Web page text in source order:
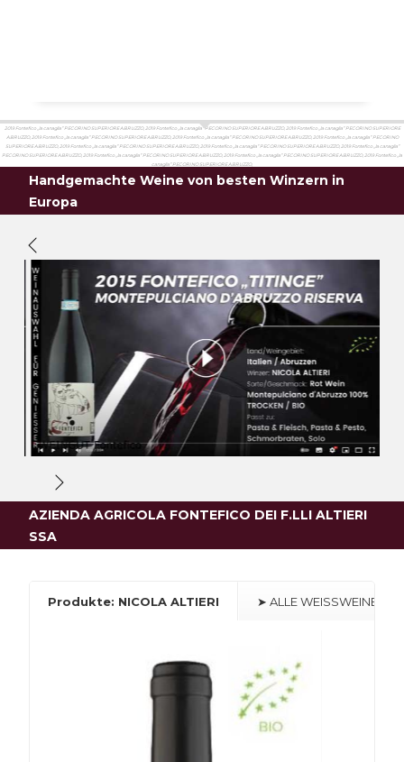
2019 Fontefico „la canaglia” PECORINO SUPERIORE ABRUZZO, 2019 Fontefico „la canaglia” PECORINO SUPERIORE ABRUZZO, 2019 Fontefico „la canaglia” PECORINO SUPERIORE
ABRUZZO, 2019 Fontefico „la canaglia” PECORINO SUPERIORE ABRUZZO, 2019 Fontefico „la canaglia” PECORINO SUPERIORE ABRUZZO, 2019 Fontefico „la canaglia” PECORINO
SUPERIORE ABRUZZO, 2019 Fontefico „la canaglia” PECORINO SUPERIORE ABRUZZO, 2019 Fontefico „la canaglia” PECORINO SUPERIORE ABRUZZO, 2019 Fontefico „la canaglia”
PECORINO SUPERIORE ABRUZZO, 2019 Fontefico „la canaglia” PECORINO SUPERIORE ABRUZZO, 2019 Fontefico „la canaglia” PECORINO SUPERIORE ABRUZZO, 2019 Fontefico „la
canaglia” PECORINO SUPERIORE ABRUZZO,
Handgemachte Weine von besten Winzern in
Europa
AZIENDA AGRICOLA FONTEFICO DEI F.LLI ALTIERI
SSA
Produkte: NICOLA ALTIERI ➤ ALLE WEISSWEINE